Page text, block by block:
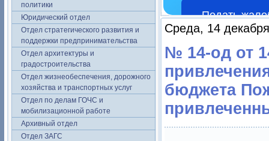
политики
Юридический отдел
Отдел стратегического развития и
поддержки предпринимательства
Отдел архитектуры и
градостроительства
Отдел жизнеобеспечения, дорожного
хозяйства и транспортных услуг
Отдел по делам ГОЧС и
мобилизационной работе
Архивный отдел
Отдел ЗАГС
Подать
Среда, 14
№ 14-од от
бюджета